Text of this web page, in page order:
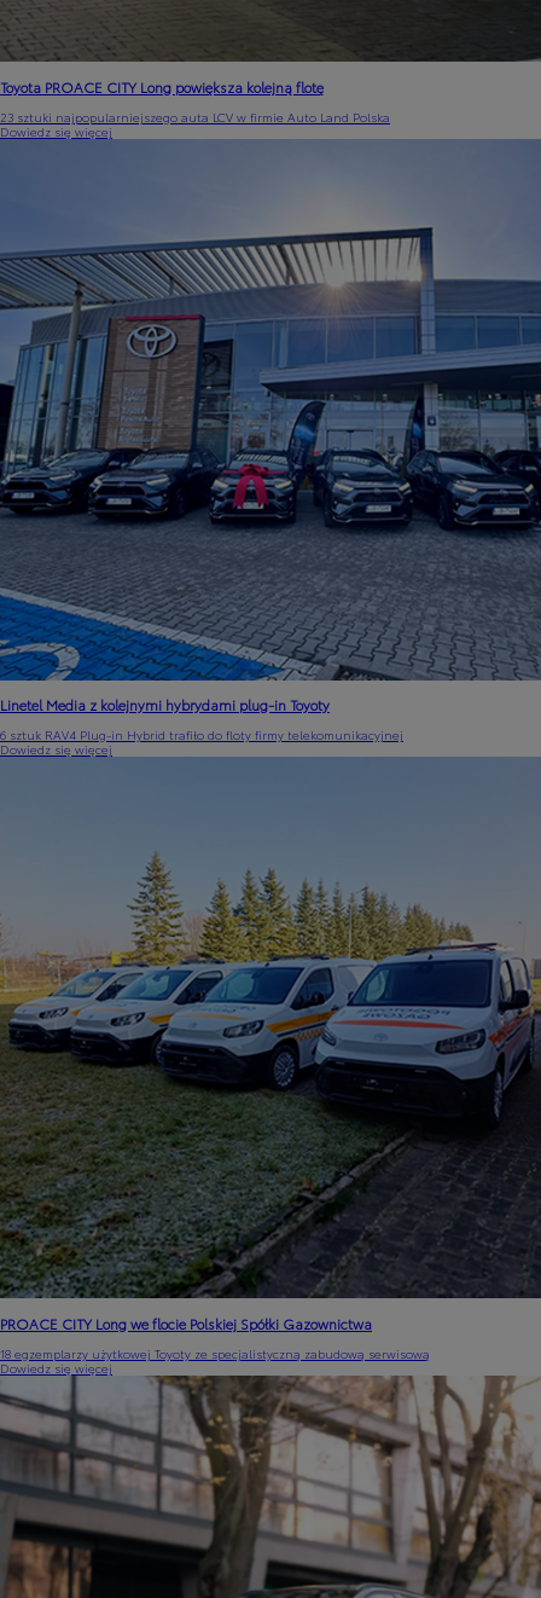
Toyota PROACE CITY Long powiększa kolejną flotę
23 sztuki najpopularniejszego auta LCV w firmie Auto Land Polska
Dowiedz się więcej
Linetel Media z kolejnymi hybrydami plug-in Toyoty
6 sztuk RAV4 Plug-in Hybrid trafiło do floty firmy telekomunikacyjnej
Dowiedz się więcej
PROACE CITY Long we flocie Polskiej Spółki Gazownictwa
18 egzemplarzy użytkowej Toyoty ze specjalistyczną zabudową serwisową
Dowiedz się więcej